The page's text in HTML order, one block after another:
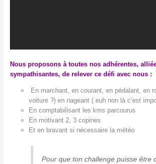
Nous proposons à toutes nos adhérentes,
sympathisantes, de relever ce défi avec nous :
En marchant, en courant, en pédalant, en
voiture ?) en nageant ( euh non là c’est
En comptabilisant les kms parcourus
En motivant 2, 3 copines
Et en bravant si nécessaire la météo
Pour que ton challenge puisse être